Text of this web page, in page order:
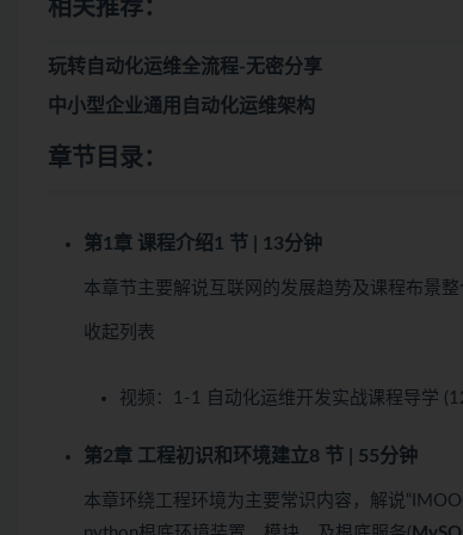
相关推荐：
玩转自动化运维全流程-无密分享
中小型企业通用自动化运维架构
章节目录：
第1章 课程介绍1 节 | 13分钟
本章节主要解说互联网的发展趋势及课程布景
收起列表
视频： 1-1 自动化运维开发实战课程导学
第2章 工程初识和环境建立8 节 | 55分钟
本章环绕工程环境为主要常识内容，解说